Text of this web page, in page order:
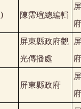
) 陳霈瑄總編輯
府
屏東縣政府觀
光傳播處
府
屏東縣政府
府